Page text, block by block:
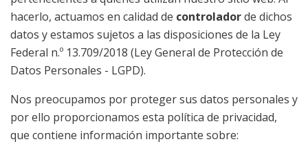
hacerlo, actuamos en calidad de controladorde dichos
datos y estamos sujetos a las disposiciones de la Ley
Federal n.º 13.709/2018 (Ley General de Protección de
Datos Personales - LGPD).
Nos preocupamos por proteger sus datos personales y
por ello proporcionamos esta política de privacidad,
que contiene información importante sobre: